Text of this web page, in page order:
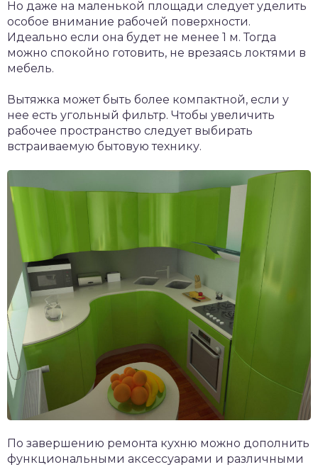
Но даже на маленькой площади следует уделить
особое внимание рабочей поверхности.
Идеально если она будет не менее 1 м. Тогда
можно спокойно готовить, не врезаясь локтями в
мебель.
Вытяжка может быть более компактной, если у
нее есть угольный фильтр. Чтобы увеличить
рабочее пространство следует выбирать
встраиваемую бытовую технику.
По завершению ремонта кухню можно дополнить
функциональными аксессуарами и различными